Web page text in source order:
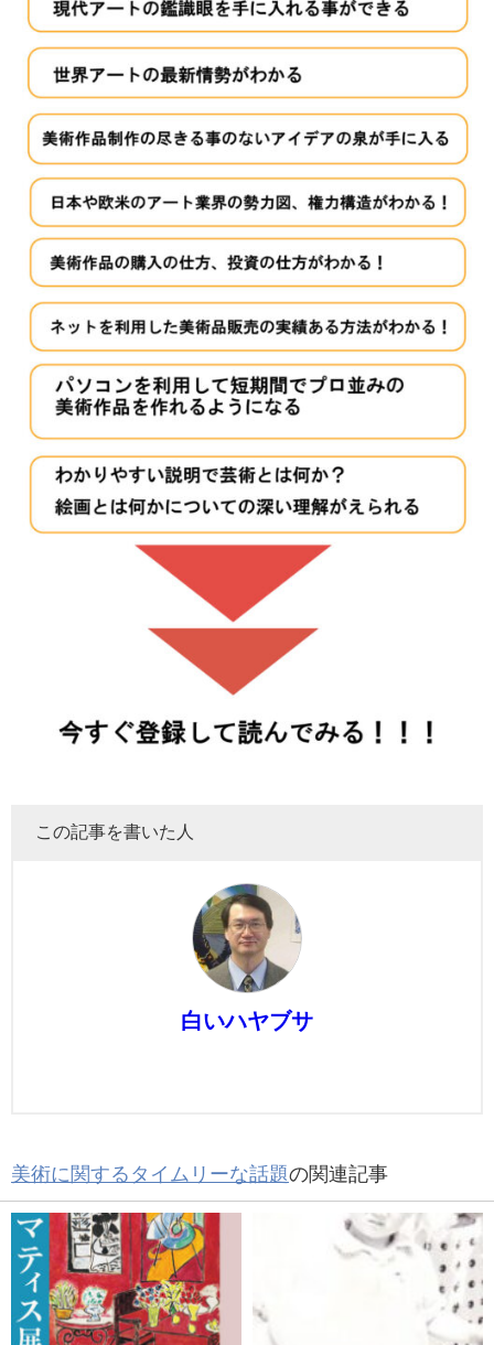
この記事を書いた人
白いハヤブサ
美術に関するタイムリーな話題の関連記事